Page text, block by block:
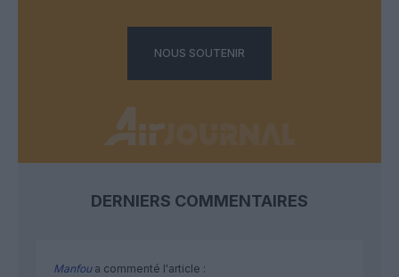
NOUS SOUTENIR
DERNIERS COMMENTAIRES
Manfoua commenté l'article :